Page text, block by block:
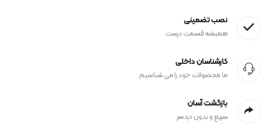
نصب تضمینی
همیشه قسمت درست
کارشناسان داخلی
ما محصولات خود را می شناسیم
بازگشت آسان
سریع و بدون دردسر